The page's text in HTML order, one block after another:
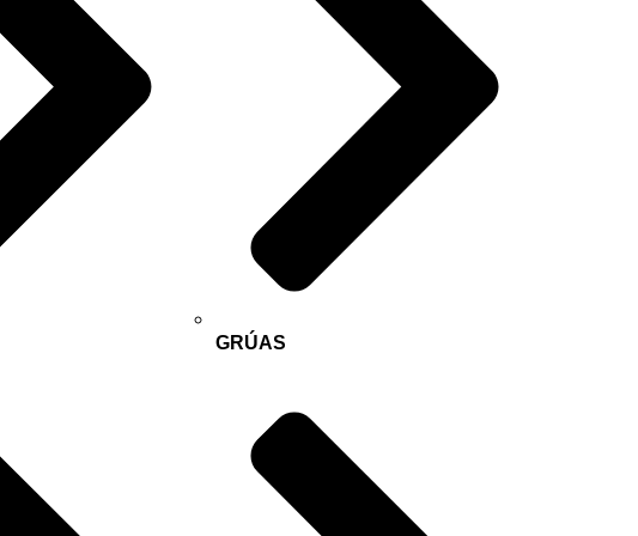
GRÚAS